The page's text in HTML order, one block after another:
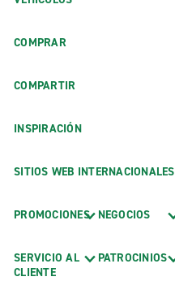
COMPRAR
COMPARTIR
INSPIRACIÓN
SITIOS WEB INTERNACIONALES
PROMOCIONES
SERVICIO AL
CLIENTE
NEGOCIOS
PATROCINIOS